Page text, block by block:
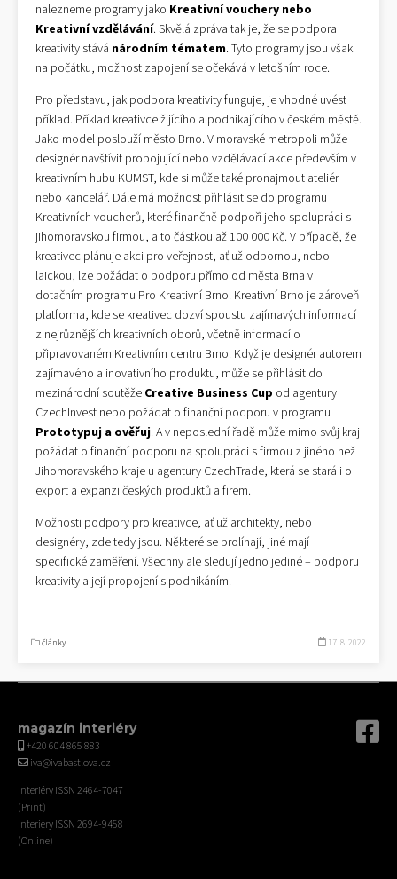
nalezneme programy jako Kreativní vouchery nebo
Kreativní vzdělávání. Skvělá zpráva tak je, že se podpora
kreativity stává národním tématem. Tyto programy jsou však
na počátku, možnost zapojení se očekává v letošním roce.
Pro představu, jak podpora kreativity funguje, je vhodné uvést
příklad. Příklad kreativce žijícího a podnikajícího v českém městě.
Jako model poslouží město Brno. V moravské metropoli může
designér navštívit propojující nebo vzdělávací akce především v
kreativním hubu KUMST, kde si může také pronajmout ateliér
nebo kancelář. Dále má možnost přihlásit se do programu
Kreativních voucherů, které finančně podpoří jeho spolupráci s
jihomoravskou firmou, a to částkou až 100 000 Kč. V případě, že
kreativec plánuje akci pro veřejnost, ať už odbornou, nebo
laickou, lze požádat o podporu přímo od města Brna v
dotačním programu Pro Kreativní Brno. Kreativní Brno je zároveň
platforma, kde se kreativec dozví spoustu zajímavých informací
z nejrůznějších kreativních oborů, včetně informací o
připravovaném Kreativním centru Brno. Když je designér autorem
zajímavého a inovativního produktu, může se přihlásit do
mezinárodní soutěže Creative Business Cup od agentury
CzechInvest nebo požádat o finanční podporu v programu
Prototypuj a ověřuj. A v neposlední řadě může mimo svůj kraj
požádat o finanční podporu na spolupráci s firmou z jiného než
Jihomoravského kraje u agentury CzechTrade, která se stará i o
export a expanzi českých produktů a firem.
Možnosti podpory pro kreativce, ať už architekty, nebo
designéry, zde tedy jsou. Některé se prolínají, jiné mají
specifické zaměření. Všechny ale sledují jedno jediné – podporu
kreativity a její propojení s podnikáním.
články 17. 8. 2022
magazín interiéry
+420 604 865 883
iva@ivabastlova.cz
Interiéry ISSN 2464-7047
(Print)
Interiéry ISSN 2694-9458
(Online)